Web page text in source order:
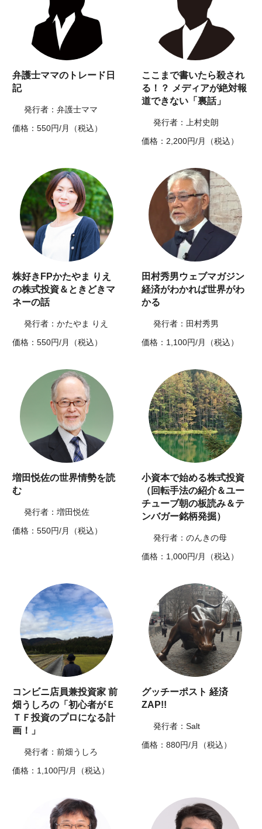
弁護士ママのトレード日
記
発行者：弁護士ママ
価格：550円/月（税込）
ここまで書いたら殺され
る！？ メディアが絶対報
道できない「裏話」
発行者：上村史朗
価格：2,200円/月（税込）
株好きFPかたやま りえ
の株式投資＆ときどきマ
ネーの話
発行者：かたやま りえ
価格：550円/月（税込）
田村秀男ウェブマガジン
経済がわかれば世界がわ
かる
発行者：田村秀男
価格：1,100円/月（税込）
増田悦佐の世界情勢を読
む
発行者：増田悦佐
価格：550円/月（税込）
小資本で始める株式投資
（回転手法の紹介＆ユー
チューブ朝の板読み＆テ
ンバガー銘柄発掘）
発行者：のんきの母
価格：1,000円/月（税込）
コンビニ店員兼投資家 前
畑うしろの「初心者がＥ
ＴＦ投資のプロになる計
画！」
発行者：前畑うしろ
価格：1,100円/月（税込）
グッチーポスト 経済
ZAP!!
発行者：Salt
価格：880円/月（税込）